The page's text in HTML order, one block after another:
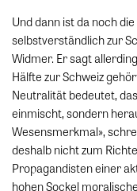
Und dann ist da noch
selbstverständlich zur
Widmer. Er sagt
Hälfte zur Schweiz
Neutralität bedeutet,
einmischt, sondern
Wesensmerkmal»,
deshalb nicht zum
Propagandisten einer
hohen Sockel